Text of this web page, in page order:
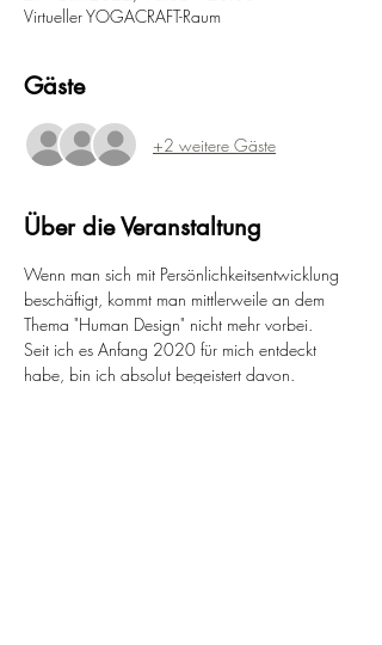
Virtueller YOGACRAFT-Raum
Gäste
+2 weitere Gäste
Über die Veranstaltung
Wenn man sich mit Persönlichkeitsentwicklung
beschäftigt, kommt man mittlerweile an dem
Thema "Human Design" nicht mehr vorbei.
Seit ich es Anfang 2020 für mich entdeckt
habe, bin ich absolut begeistert davon.